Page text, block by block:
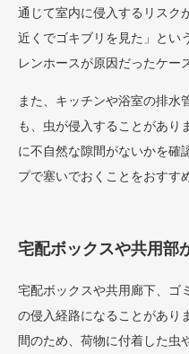
通じて室内に侵入するリスク
近くでゴキブリを見た」とい
レンホースが原因だったケー
また、キッチンや浴室の排水
も、虫が侵入することがあり
に不自然な隙間がないかを確
プで塞いでおくことをおすす
宅配ボックスや共用部
宅配ボックスや共用廊下、ゴ
の侵入経路になることがあり
間のため、荷物に付着した虫